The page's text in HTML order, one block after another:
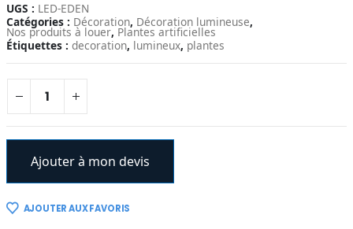
UGS : LED-EDEN
Catégories : Décoration, Décoration lumineuse,
Nos produits à louer, Plantes artificielles
Étiquettes : decoration, lumineux, plantes
Ajouter à mon devis
AJOUTER AUX FAVORIS